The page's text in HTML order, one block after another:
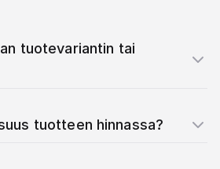
tuotevariantin tai
tuotteen hinnassa?